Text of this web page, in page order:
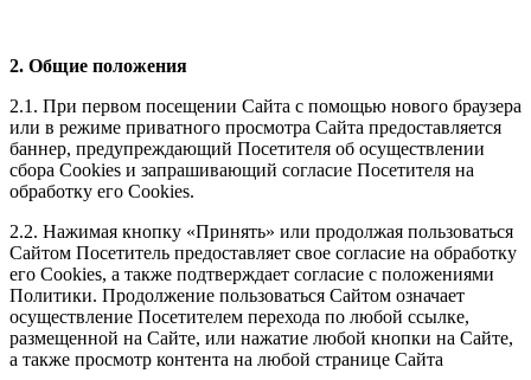
2. Общие положения
2.1. При первом посещении Сайта с помощью нового браузера
или в режиме приватного просмотра Сайта предоставляется
баннер, предупреждающий Посетителя об осуществлении
сбора Сookies и запрашивающий согласие Посетителя на
обработку его Сookies.
2.2. Нажимая кнопку «Принять» или продолжая пользоваться
Сайтом Посетитель предоставляет свое согласие на обработку
его Сookies, а также подтверждает согласие с положениями
Политики. Продолжение пользоваться Сайтом означает
осуществление Посетителем перехода по любой ссылке,
размещенной на Сайте, или нажатие любой кнопки на Сайте,
а также просмотр контента на любой странице Сайта